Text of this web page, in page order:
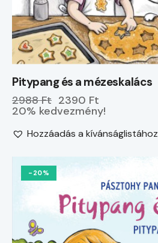
Pitypang és a mézeskalács
2988 Ft 2390 Ft
20% kedvezmény!
Hozzáadás a kívánságlistához
-20%